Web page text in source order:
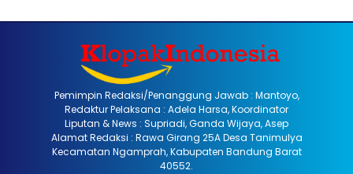
Pemimpin Redaksi/Penanggung Jawab : Mantoyo,
Redaktur Pelaksana : Adela Harsa, Koordinator
Liputan & News : Supriadi, Ganda Wijaya, Asep
Alamat Redaksi : Rawa Girang 25A Desa Tanimulya
Kecamatan Ngamprah, Kabupaten Bandung Barat
40552.